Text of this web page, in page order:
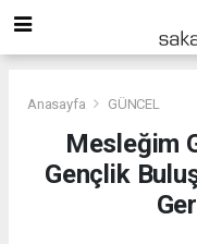
Anasayfa GÜNCEL
Mesleğim
Gençlik